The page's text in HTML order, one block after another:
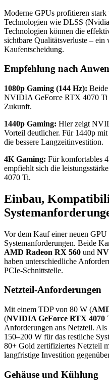
Moderne GPUs profitieren
Technologien wie DLSS
Technologien können die
sichtbare Qualitätsverluste –
Kaufentscheidung.
Empfehlung nach
1080p Gaming (144 Hz):
NVIDIA GeForce RTX 4070 Ti
Zukunft.
1440p Gaming: Hier zeigt
Vorteil deutlicher. Für 1440p
die bessere Langzeitinvestition.
4K Gaming: Für komfortables
empfiehlt sich die
4070 Ti.
Einbau,
Vor dem Kauf einer neuen
Systemanforderungen. Beide
AMD Radeon RX 560 und
haben unterschiedliche
PCIe-Schnittstelle.
Netzteil-Anforderungen
Mit einem TDP von 80 W (
(NVIDIA GeForce RTX 4070
Anforderungen ans Netzteil.
150–200 W für das restliche
80+ Gold zertifiziertes Netzteil
langfristige Investition
Gehäuse und Kühlung